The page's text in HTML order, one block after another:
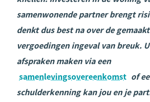
samenwonende partner brengt
denkt dus best na over de
vergoedingen ingeval van breuk.
afspraken maken via een
samenlevingsovereenkomst of
schulderkenning kan jou en je